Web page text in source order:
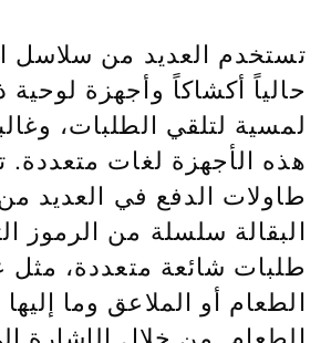
تستخدم العديد من سلاسل
حالياً أكشاكاً وأجهزة
لمسية لتلقي الطلبات،
هذه الأجهزة لغات متعددة.
طاولات الدفع في العديد
البقالة سلسلة من الرموز
طلبات شائعة متعددة، مثل
الطعام أو الملاعق وما
الطعام. من خلال الإشارة